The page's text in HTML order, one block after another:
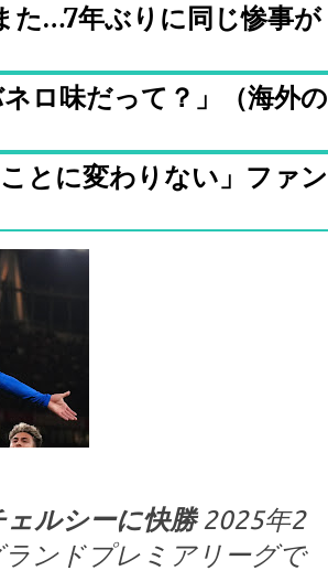
た…7年ぶりに同じ惨事が
ロ味だって？」（海外の
とに変わりない」ファン
ルシーに快勝2025年2
ンドプレミアリーグで